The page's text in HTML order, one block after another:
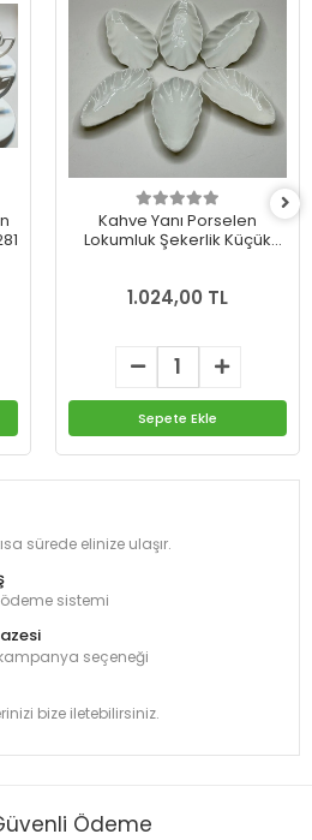
Kahve Yanı Porselen
Lokumluk Şekerlik Küçük
1.024,00 TL
Sepete Ekle
sürede elinize ulaşır.
sistemi
seçeneği
bize iletebilirsiniz.
Ödeme